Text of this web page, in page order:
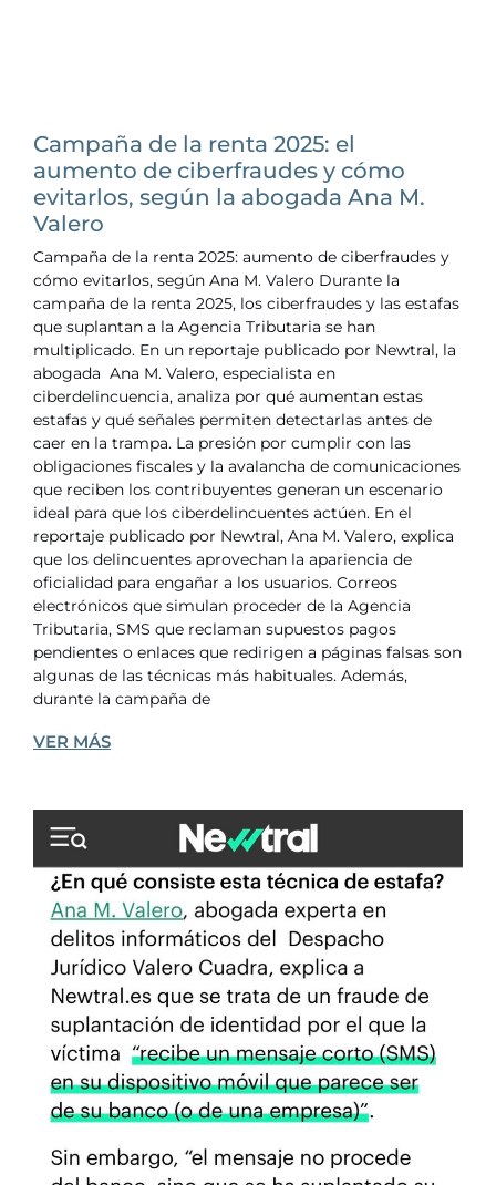
Campaña de la renta 2025: el
aumento de ciberfraudes y cómo
evitarlos, según la abogada Ana M.
Valero
Campaña de la renta 2025: aumento de ciberfraudes y
cómo evitarlos, según Ana M. Valero Durante la
campaña de la renta 2025, los ciberfraudes y las estafas
que suplantan a la Agencia Tributaria se han
multiplicado. En un reportaje publicado por Newtral, la
abogada Ana M. Valero, especialista en
ciberdelincuencia, analiza por qué aumentan estas
estafas y qué señales permiten detectarlas antes de
caer en la trampa. La presión por cumplir con las
obligaciones fiscales y la avalancha de comunicaciones
que reciben los contribuyentes generan un escenario
ideal para que los ciberdelincuentes actúen. En el
reportaje publicado por Newtral, Ana M. Valero, explica
que los delincuentes aprovechan la apariencia de
oficialidad para engañar a los usuarios. Correos
electrónicos que simulan proceder de la Agencia
Tributaria, SMS que reclaman supuestos pagos
pendientes o enlaces que redirigen a páginas falsas son
algunas de las técnicas más habituales. Además,
durante la campaña de
VER MÁS